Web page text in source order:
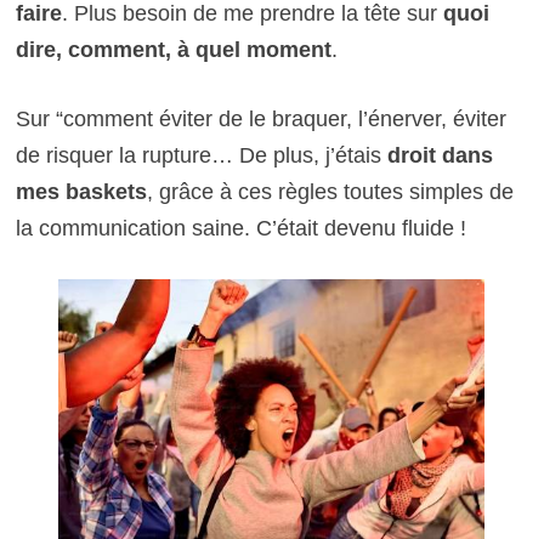
faire. Plus besoin de me prendre la tête sur quoi
dire, comment, à quel moment.
Sur “comment éviter de le braquer, l’énerver, éviter
de risquer la rupture… De plus, j’étais droit dans
mes baskets, grâce à ces règles toutes simples de
la communication saine. C’était devenu fluide !